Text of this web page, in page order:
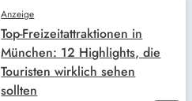
Anzeige
Top-Freizeitattraktionen in
München: 12 Highlights, die
Touristen wirklich sehen
sollten